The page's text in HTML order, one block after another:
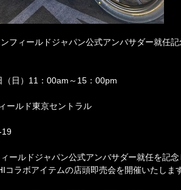
フィールドジャパン公式アンバサダー就任
（日）11：00am～15：00pm
ールド東京セントラル
19
ールドジャパン公式アンバサダー就任を記
コラボアイテムの店頭即売会を開催いたします